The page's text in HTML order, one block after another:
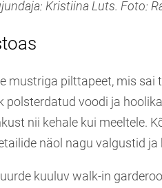
Kristiina Luts. Foto:
mustriga pilttapeet, mis sai
voodi ja
nii kehale kui meeltele.
näol nagu valgustid ja
kuuluv walk-in